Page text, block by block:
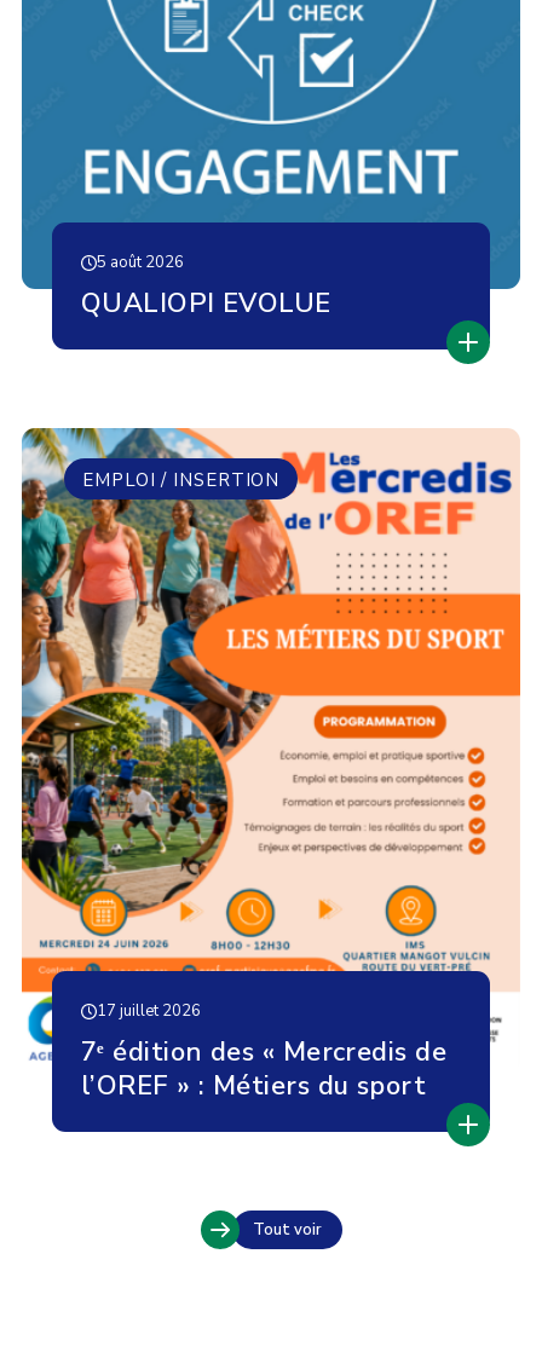
5 août 2026
QUALIOPI EVOLUE
EMPLOI / INSERTION
17 juillet 2026
7ᵉ édition des « Mercredis de
l’OREF » : Métiers du sport
Tout voir